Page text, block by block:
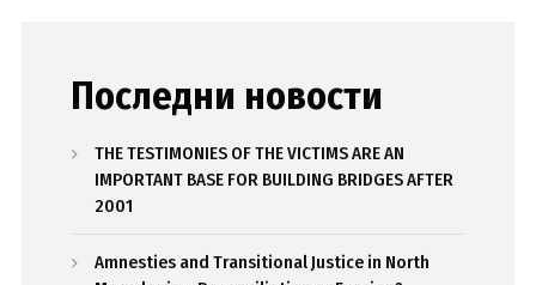
Последни новости
THE TESTIMONIES OF THE VICTIMS ARE AN
IMPORTANT BASE FOR BUILDING BRIDGES AFTER
2001
Amnesties and Transitional Justice in North